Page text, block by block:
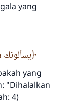
yang
يسألونك
yang
"Dihalalkan
4)
untuk umat
kebaikan,
yang